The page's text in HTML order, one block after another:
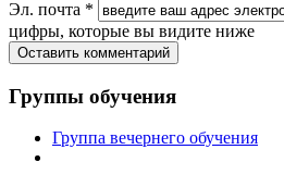
Эл. почта *
цифры, которые вы видите ниже
Группы обучения
Группа вечернего обучения